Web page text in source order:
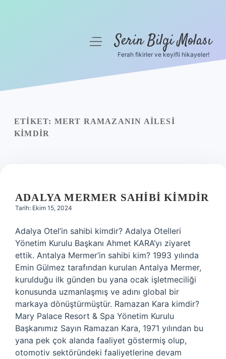
Yasal Uyarı
menüyüSerin Bilgi Molası
Ferah fikirler ve keyifli hikayeler!
ETIKET: MERT RAMAZANIN AILESI
KIMDIR
ADALYA MERMER SAHIBI KIMDIR
Tarih: Ekim 15, 2024
Adalya Otel’in sahibi kimdir? Adalya Otelleri
Yönetim Kurulu Başkanı Ahmet KARA’yı ziyaret
ettik. Antalya Mermer’in sahibi kim? 1993 yılında
Emin Gülmez tarafından kurulan Antalya Mermer,
kurulduğu ilk günden bu yana ocak işletmeciliği
konusunda uzmanlaşmış ve adını global bir
markaya dönüştürmüştür. Ramazan Kara kimdir?
Mary Palace Resort & Spa Yönetim Kurulu
Başkanımız Sayın Ramazan Kara, 1971 yılından bu
yana pek çok alanda faaliyet göstermiş olup,
otomotiv sektöründeki faaliyetlerine devam